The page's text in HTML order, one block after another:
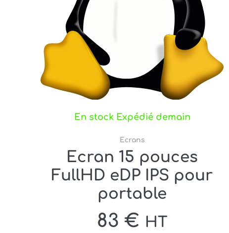
En stock Expédié demain
Ecrans
Ecran 15 pouces
FullHD eDP IPS pour
portable
83 € HT